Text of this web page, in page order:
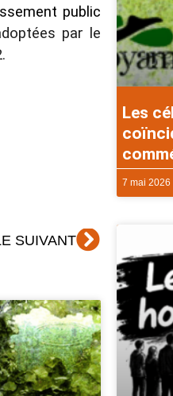
public
par le
SUIVANTSuivant
Les
7 mai 2026